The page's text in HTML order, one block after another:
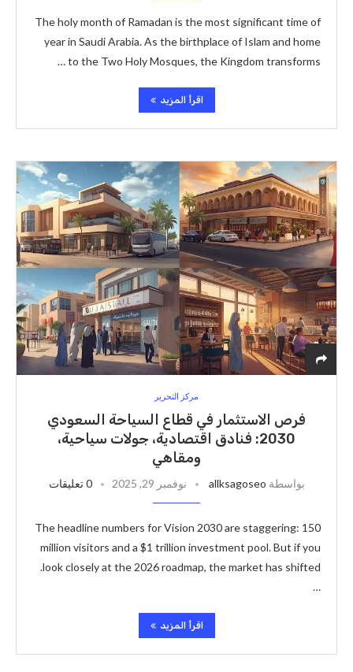
The holy month of Ramadan is the most significant time of
year in Saudi Arabia. As the birthplace of Islam and home
to the Two Holy Mosques, the Kingdom transforms …
اقرأ المزيد
مركز التحرير
فرص الاستثمار في قطاع السياحة السعودي
2030: فنادق اقتصادية، جولات سياحية،
ومقاهي
بواسطة allksagoseo نوفمبر 29, 2025 0 تعليقات
The headline numbers for Vision 2030 are staggering: 150
million visitors and a $1 trillion investment pool. But if you
look closely at the 2026 roadmap, the market has shifted.
…
اقرأ المزيد